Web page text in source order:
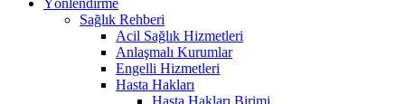
Sağlık Rehberi
Acil Sağlık Hizmetleri
Anlaşmalı Kurumlar
Engelli Hizmetleri
Hasta Hakları
Hasta Hakları Birimi